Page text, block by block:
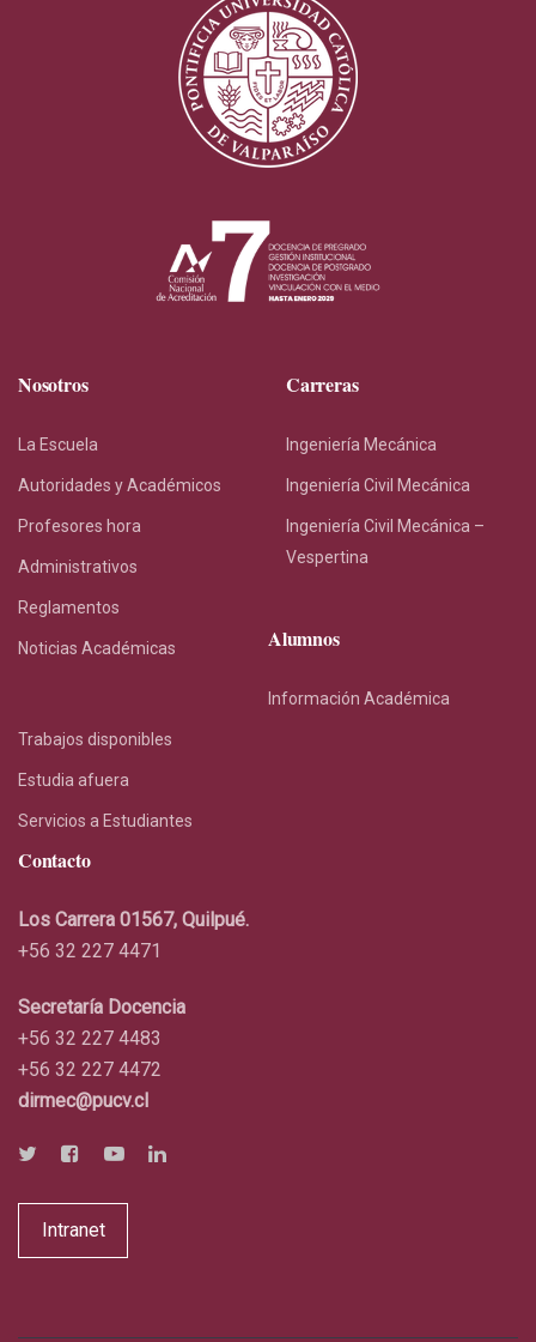
Nosotros
La Escuela
Autoridades y Académicos
Profesores hora
Administrativos
Reglamentos
Noticias Académicas
Carreras
Ingeniería Mecánica
Ingeniería Civil Mecánica
Ingeniería Civil Mecánica –
Vespertina
Alumnos
Información Académica
Trabajos disponibles
Estudia afuera
Servicios a Estudiantes
Contacto
Los Carrera 01567, Quilpué.
+56 32 227 4471
Secretaría Docencia
+56 32 227 4483
+56 32 227 4472
dirmec@pucv.cl
Intranet